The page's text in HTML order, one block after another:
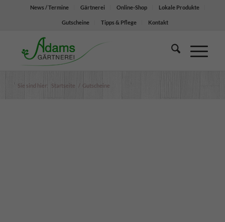
News / Termine Gärtnerei Online-Shop Lokale Produkte
Gutscheine Tipps & Pflege Kontakt
Sie sind hier: Startseite / Gutscheine